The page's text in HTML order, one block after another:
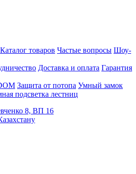
Каталог товаров Частые вопросы Шоу-
Доставка и оплата Гарантия
Защита от потопа Умный замок
подсветка лестниц
8, ВП 16